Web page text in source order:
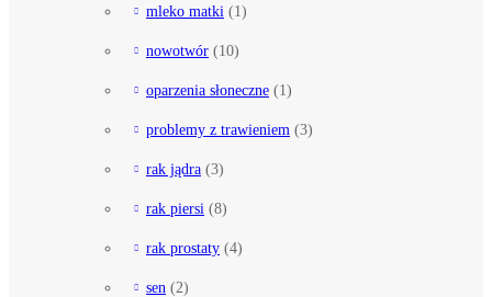
mleko matki (1)
nowotwór (10)
oparzenia słoneczne (1)
problemy z trawieniem (3)
rak jądra (3)
rak piersi (8)
rak prostaty (4)
sen (2)